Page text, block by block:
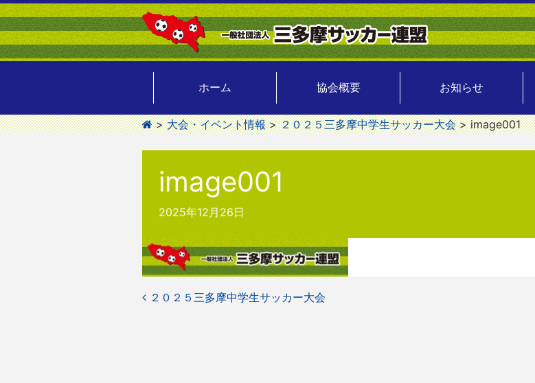
ホーム 協会概要 お知らせ
>大会・イベント情報>２０２５三多摩中学生サッカー大会>image001
image001
2025年12月26日
投
２０２５三多摩中学生サッカー大会